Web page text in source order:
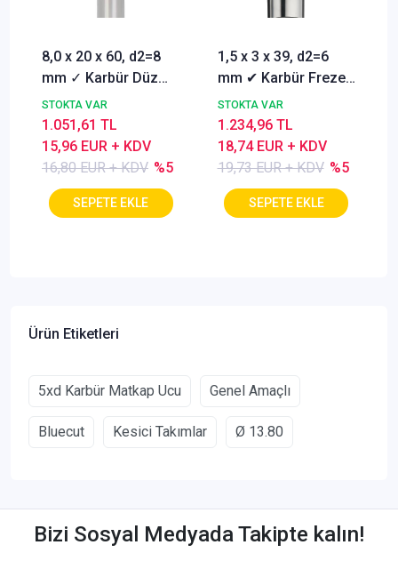
8,0 x 20 x 60, d2=8
mm ✓ Karbür Düz
Freze, Parmak freze
ucu Z=4,TiSiN
Kaplamalı
STOKTA VAR
16,80 EUR + KDV %5
15,96 EUR + KDV
1.051,61 TL
1,5 x 3 x 39, d2=6
mm ✔ Karbür Freze
ucu, Z=3, Kaplamalı,
30°
STOKTA VAR
19,73 EUR + KDV %5
18,74 EUR + KDV
1.234,96 TL
Ürün Etiketleri
5xd Karbür Matkap Ucu Genel Amaçlı
Bluecut Kesici Takımlar Ø 13.80
Bizi Sosyal Medyada Takipte kalın!